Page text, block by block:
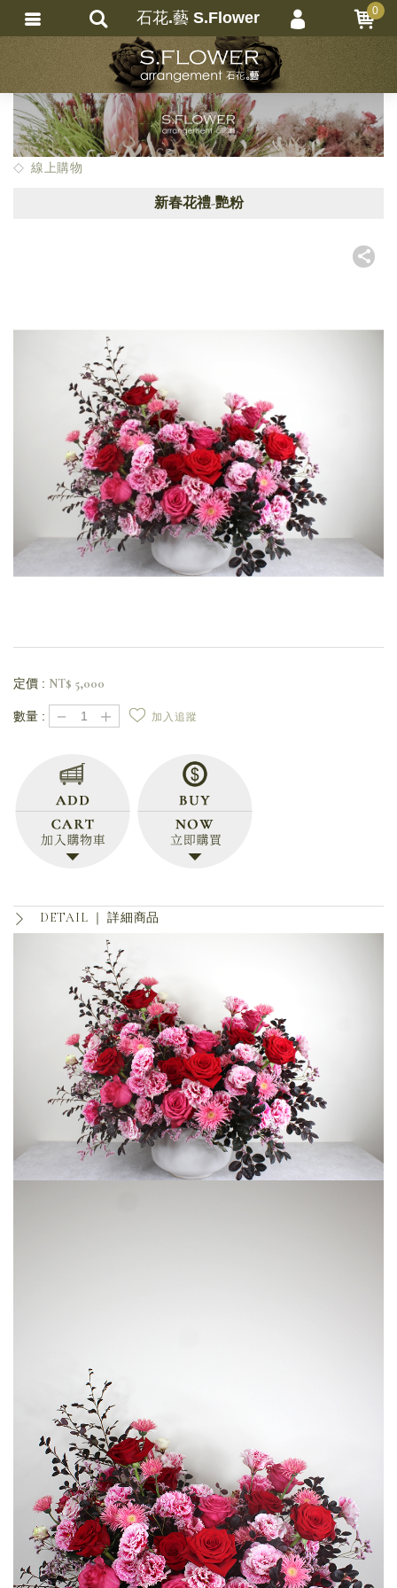
線上購物
新春花禮-艷粉
定價 : NT$ 5,000
數量 : － ＋ 加入追蹤
DETAIL ｜詳細商品
石花.藝 S.Flower 0
會員登入
會員註冊
忘記密碼
訂單查詢
繁體中文